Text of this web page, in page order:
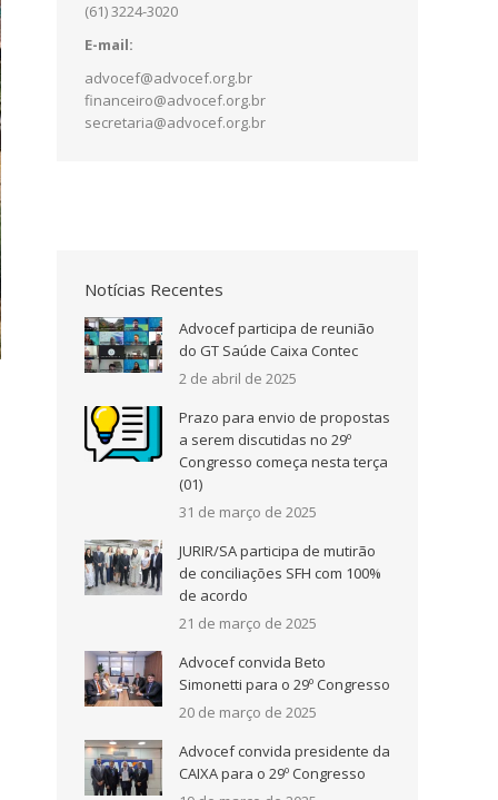
(61) 3224-3020
E-mail:
advocef@advocef.org.br
financeiro@advocef.org.br
secretaria@advocef.org.br
Notícias Recentes
Advocef participa de reunião
do GT Saúde Caixa Contec
2 de abril de 2025
Prazo para envio de propostas
a serem discutidas no 29º
Congresso começa nesta terça
(01)
31 de março de 2025
JURIR/SA participa de mutirão
de conciliações SFH com 100%
de acordo
21 de março de 2025
Advocef convida Beto
Simonetti para o 29º Congresso
20 de março de 2025
Advocef convida presidente da
CAIXA para o 29º Congresso